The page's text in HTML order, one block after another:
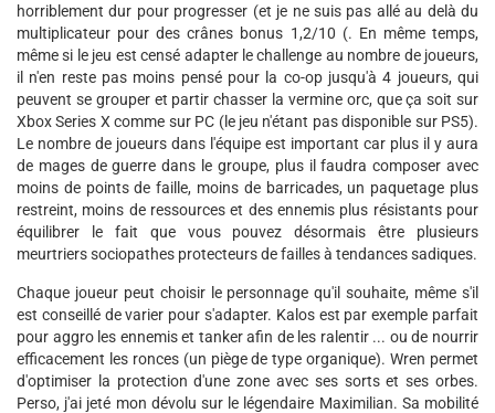
horriblement dur pour progresser (et je ne suis pas allé au delà du
multiplicateur pour des crânes bonus 1,2/10 (. En même temps,
même si le jeu est censé adapter le challenge au nombre de joueurs,
il n'en reste pas moins pensé pour la co-op jusqu'à 4 joueurs, qui
peuvent se grouper et partir chasser la vermine orc, que ça soit sur
Xbox Series X comme sur PC (le jeu n'étant pas disponible sur PS5).
Le nombre de joueurs dans l'équipe est important car plus il y aura
de mages de guerre dans le groupe, plus il faudra composer avec
moins de points de faille, moins de barricades, un paquetage plus
restreint, moins de ressources et des ennemis plus résistants pour
équilibrer le fait que vous pouvez désormais être plusieurs
meurtriers sociopathes protecteurs de failles à tendances sadiques.
Chaque joueur peut choisir le personnage qu'il souhaite, même s'il
est conseillé de varier pour s'adapter. Kalos est par exemple parfait
pour aggro les ennemis et tanker afin de les ralentir ... ou de nourrir
efficacement les ronces (un piège de type organique). Wren permet
d'optimiser la protection d'une zone avec ses sorts et ses orbes.
Perso, j'ai jeté mon dévolu sur le légendaire Maximilian. Sa mobilité